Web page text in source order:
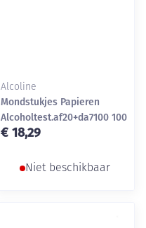
Alcoline
Mondstukjes Papieren
Alcoholtest.af20+da7100 100
€ 18,29
Niet beschikbaar